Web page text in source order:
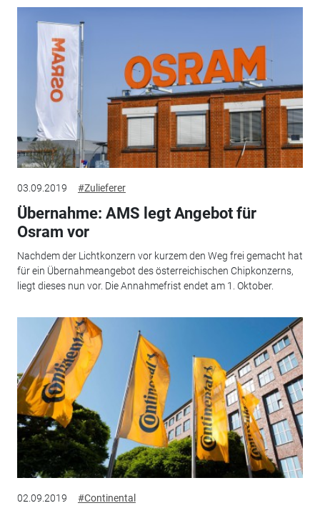
03.09.2019 #Zulieferer
Übernahme: AMS legt Angebot für
Osram vor
Nachdem der Lichtkonzern vor kurzem den Weg frei gemacht hat
für ein Übernahmeangebot des österreichischen Chipkonzerns,
liegt dieses nun vor. Die Annahmefrist endet am 1. Oktober.
02.09.2019 #Continental